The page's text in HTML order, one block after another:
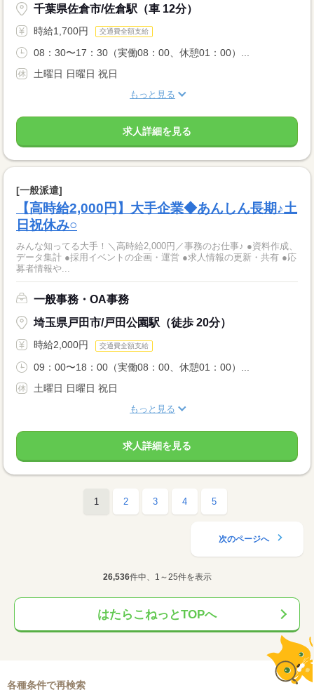
千葉県佐倉市/佐倉駅（車 12分）
時給1,700円 交通費全額支給
08：30〜17：30（実働08：00、休憩01：00）...
土曜日 日曜日 祝日
もっと見る
求人詳細を見る
[一般派遣]
【高時給2,000円】大手企業◆あんしん長期♪土
日祝休み○
みんな知ってる大手！＼高時給2,000円／事務のお仕事♪ ●資料作成、
データ集計 ●採用イベントの企画・運営 ●求人情報の更新・共有 ●応
募者情報や...
一般事務・OA事務
埼玉県戸田市/戸田公園駅（徒歩 20分）
時給2,000円 交通費全額支給
09：00〜18：00（実働08：00、休憩01：00）...
土曜日 日曜日 祝日
もっと見る
求人詳細を見る
1 2 3 4 5
次のページへ
26,536件中、1～25件を表示
はたらこねっとTOPへ
各種条件で再検索